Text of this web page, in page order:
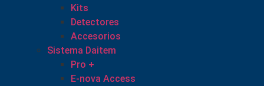
Kits
Detectores
Accesorios
Sistema Daitem
Pro +
E-nova Access